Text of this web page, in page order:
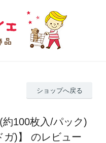
ショップへ戻る
100枚入/パック)
ガ)】 のレビュー